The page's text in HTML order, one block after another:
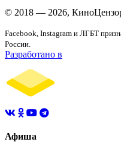
© 2018 — 2026,
Facebook, Instagram и ЛГБТ
России.
Разработано в
Афиша